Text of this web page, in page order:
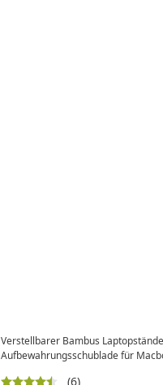
Verstellbarer Bambus
Aufbewahrungsschublade für
(6)